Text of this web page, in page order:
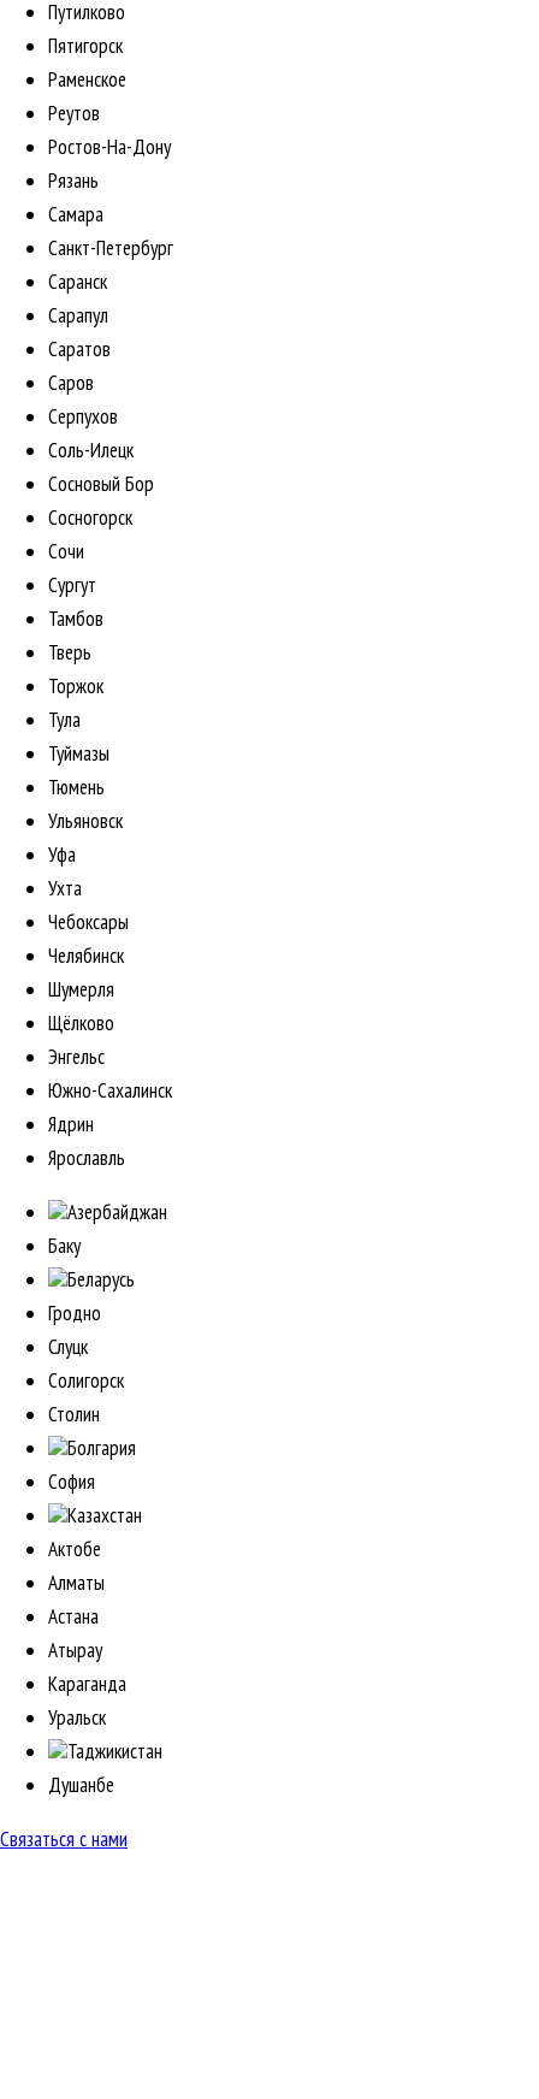
Путилково
Пятигорск
Раменское
Реутов
Ростов-На-Дону
Рязань
Самара
Санкт-Петербург
Саранск
Сарапул
Саратов
Саров
Серпухов
Соль-Илецк
Сосновый Бор
Сосногорск
Сочи
Сургут
Тамбов
Тверь
Торжок
Тула
Туймазы
Тюмень
Ульяновск
Уфа
Ухта
Чебоксары
Челябинск
Шумерля
Щёлково
Энгельс
Южно-Сахалинск
Ядрин
Ярославль
Азербайджан
Баку
Беларусь
Гродно
Слуцк
Солигорск
Столин
Болгария
София
Казахстан
Актобе
Алматы
Астана
Атырау
Караганда
Уральск
Таджикистан
Душанбе
Связаться с нами